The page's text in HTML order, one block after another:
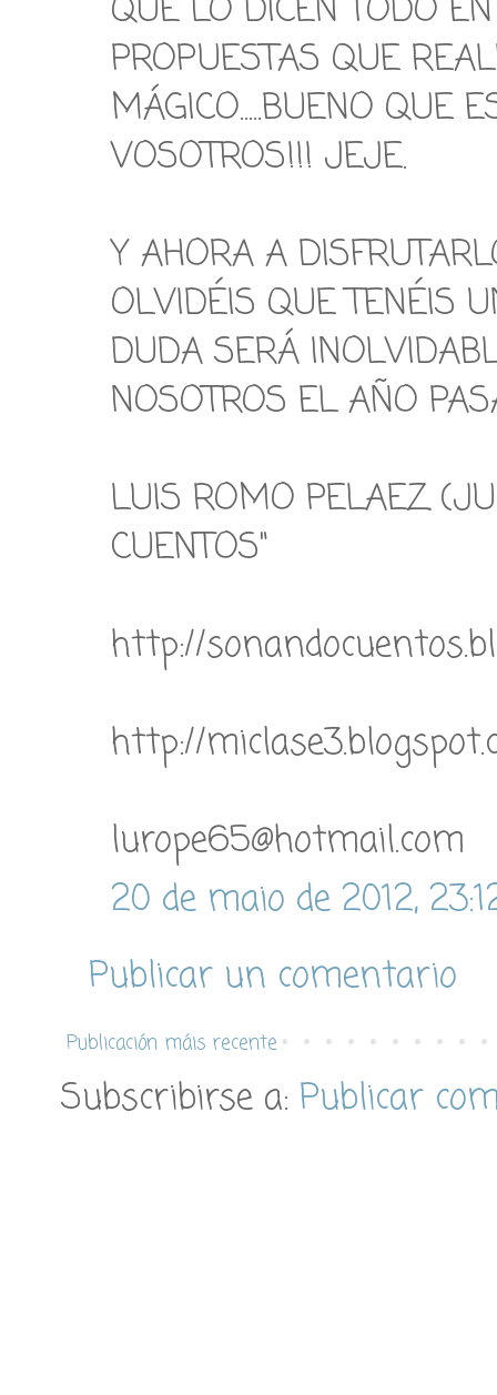
QUE LO DICEN TODO
PROPUESTAS QUE
MÁGICO.....BUENO QUE
VOSOTROS!!! JEJE.
Y AHORA A
OLVIDÉIS QUE TENÉIS
DUDA SERÁ
NOSOTROS EL AÑO
LUIS ROMO PELAEZ
CUENTOS"
http://
http://
lurope65@hotmail.com
20 de maio de 2012,
Publicar un comentario
Publicación máis recente
Subscribirse a: Publicar